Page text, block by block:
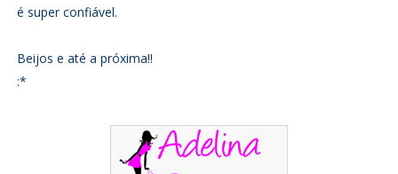
é super confiável.
Beijos e até a próxima!!
:*